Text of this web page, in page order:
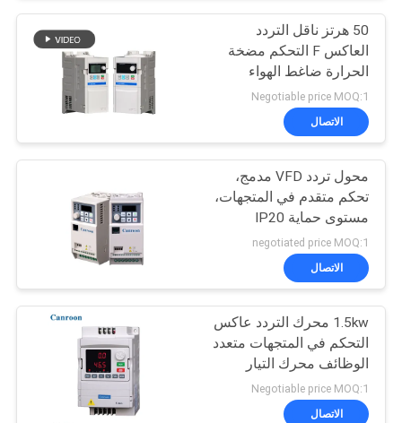
سياسة
الخصوصية
50 هرتز ناقل التردد
العاكس F التحكم مضخة
الحرارة ضاغط الهواء
Negotiable price MOQ:1
الاتصال
محول تردد VFD مدمج،
تحكم متقدم في المتجهات،
مستوى حماية IP20
negotiated price MOQ:1
الاتصال
1.5kw محرك التردد عاكس
التحكم في المتجهات متعدد
الوظائف محرك التيار
المتردد
Negotiable price MOQ:1
الاتصال